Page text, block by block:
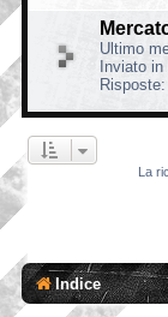
Ultimo
Inviato in
Risposte:
La
Indice